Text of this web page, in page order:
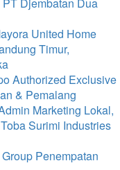
United Home
Timur,
Authorized Exclusive
& Pemalang
Marketing Lokal,
Surimi Industries
Penempatan